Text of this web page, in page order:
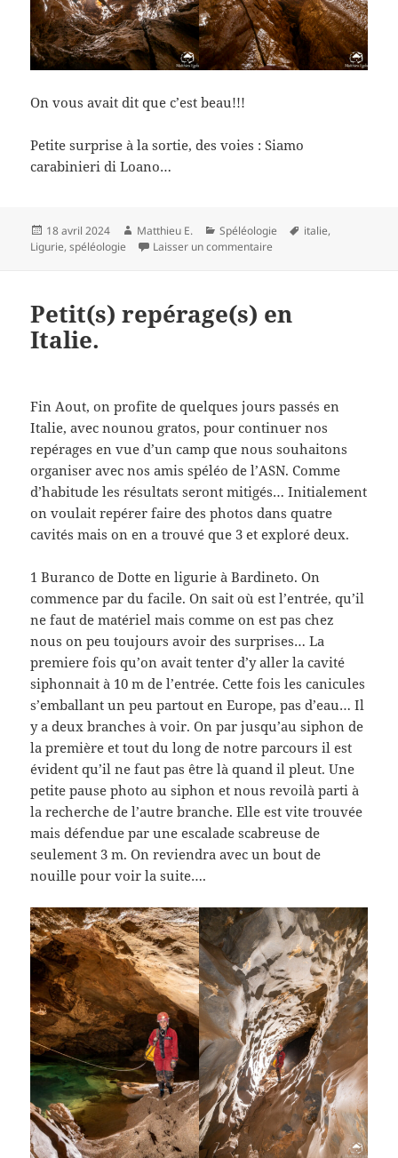
On vous avait dit que c’est beau!!!
Petite surprise à la sortie, des voies : Siamo
carabinieri di Loano…
Publié
le
18 avril 2024 Auteur
Matthieu E. Catégories
Spéléologie
Mots-
italie,
Ligurie,spéléologie Laisser un commentaire
Petit(s) repérage(s) en
Italie.
Fin Aout, on profite de quelques jours passés en
Italie, avec nounou gratos, pour continuer nos
repérages en vue d’un camp que nous souhaitons
organiser avec nos amis spéléo de l’ASN. Comme
d’habitude les résultats seront mitigés… Initialement
on voulait repérer faire des photos dans quatre
cavités mais on en a trouvé que 3 et exploré deux.
1 Buranco de Dotte en ligurie à Bardineto. On
commence par du facile. On sait où est l’entrée, qu’il
ne faut de matériel mais comme on est pas chez
nous on peu toujours avoir des surprises… La
premiere fois qu’on avait tenter d’y aller la cavité
siphonnait à 10 m de l’entrée. Cette fois les canicules
s’emballant un peu partout en Europe, pas d’eau… Il
y a deux branches à voir. On par jusqu’au siphon de
la première et tout du long de notre parcours il est
évident qu’il ne faut pas être là quand il pleut. Une
petite pause photo au siphon et nous revoilà parti à
la recherche de l’autre branche. Elle est vite trouvée
mais défendue par une escalade scabreuse de
seulement 3 m. On reviendra avec un bout de
nouille pour voir la suite….